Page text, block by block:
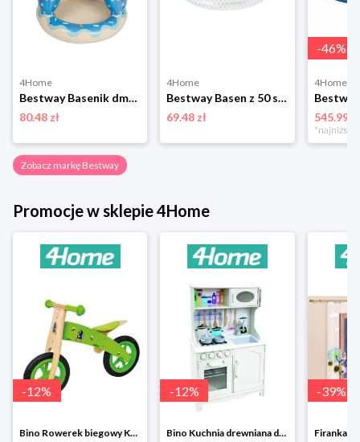
4Home
Bestway Basenik dmuchany z daszkiem, 91 x 89 cm
80.48 zł
4Home
Bestway Basen z 50 szt. piłek, śr. 91 cm, niebieski
69.48 zł
-46%
4Home
545.99 zł
Zobacz markę Bestway
Promocje w sklepie 4Home
-12%
Bino Rowerek biegowy Krecik
-12%
Bino Kuchnia drewniana dla dzieci Provence
-39%